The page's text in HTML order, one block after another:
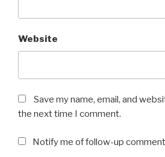
Website
Save my name, email, and
the next time I comment.
Notify me of follow-up